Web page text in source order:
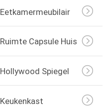
Eetkamermeubilair
Ruimte Capsule Huis
Hollywood Spiegel
Keukenkast